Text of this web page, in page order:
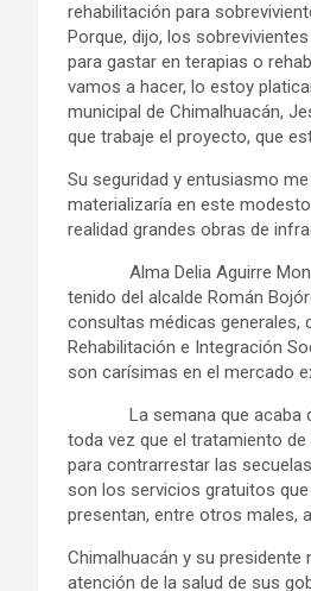
rehabilitación para
Porque, dijo, los
para gastar en terapias o
vamos a hacer, lo estoy
municipal de Chimalhuacán,
que trabaje el proyecto, que
Su seguridad y entusiasmo
materializaría en este
realidad grandes obras de
Alma Delia Aguirre
tenido del alcalde Román
consultas médicas generales,
Rehabilitación e Integración
son carísimas en el mercado
La semana que acaba de
toda vez que el tratamiento
para contrarrestar las
son los servicios gratuitos
presentan, entre otros males,
Chimalhuacán y su presidente
atención de la salud de sus